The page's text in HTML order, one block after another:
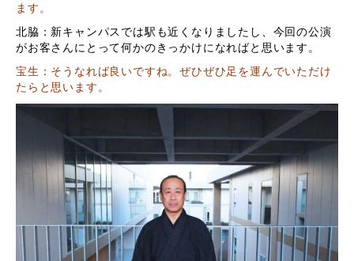
ます。
北脇：新キャンパスでは駅も近くなりましたし、今回の公演
がお客さんにとって何かのきっかけになればと思います。
宝生：そうなれば良いですね。ぜひぜひ足を運んでいただけ
たらと思います。